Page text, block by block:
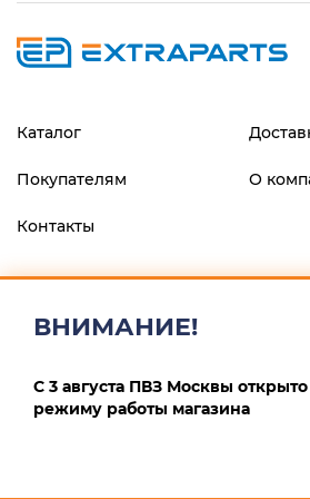
Каталог
Покупателям О
Контакты
р/с 40802810900600008013 к/с
044525411 ИП Маскин Алексей
Политика конфиденциальности
ВНИМАНИЕ!
С 3 августа ПВЗ Москвы открыто
режиму работы магазина